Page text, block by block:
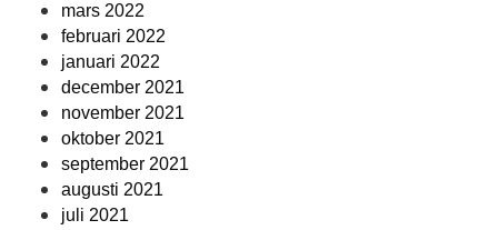
mars 2022
februari 2022
januari 2022
december 2021
november 2021
oktober 2021
september 2021
augusti 2021
juli 2021